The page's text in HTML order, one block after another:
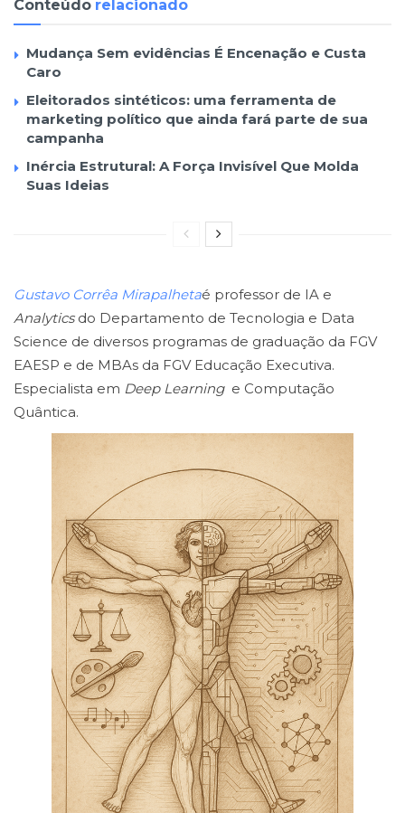
Conteúdo relacionado
Mudança Sem evidências É Encenação e Custa
Caro
Eleitorados sintéticos: uma ferramenta de
marketing político que ainda fará parte de sua
campanha
Inércia Estrutural: A Força Invisível Que Molda
Suas Ideias
Gustavo Corrêa Mirapalhetaé professor de IA e
Analyticsdo Departamento de Tecnologia e Data
Science de diversos programas de graduação da FGV
EAESP e de MBAs da FGV Educação Executiva.
Especialista em Deep Learning e Computação
Quântica.